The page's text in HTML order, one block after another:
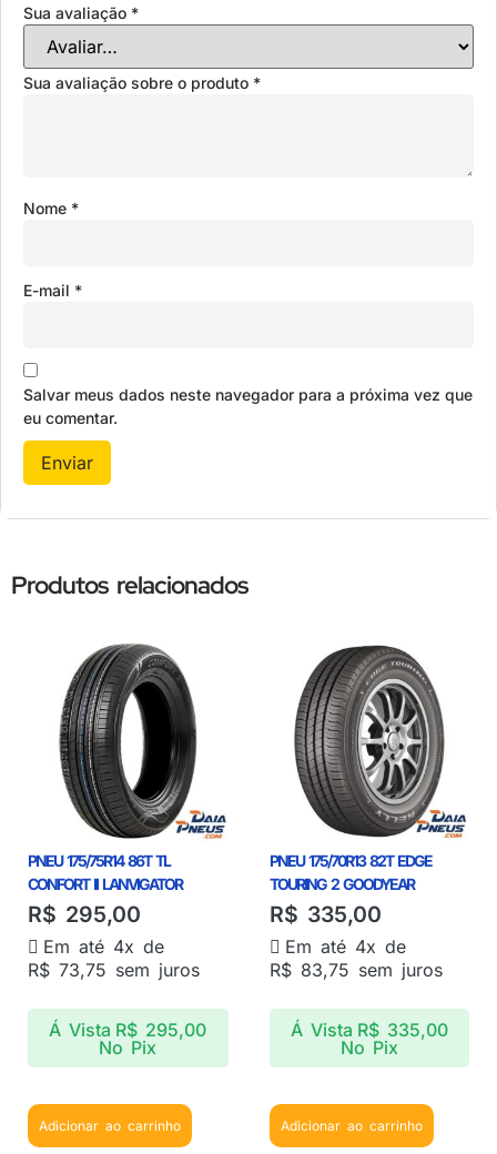
Sua avaliação *
Sua avaliação sobre o produto *
Nome *
E-mail *
Salvar meus dados neste navegador para a próxima vez que
eu comentar.
Produtos relacionados
PNEU 175/75R14 86T TL
CONFORT II LANVIGATOR
R$ 295,00
Em até 4x de
R$ 73,75 sem juros
Á Vista R$ 295,00
No Pix
Adicionar ao carrinho
PNEU 175/70R13 82T EDGE
TOURING 2 GOODYEAR
R$ 335,00
Em até 4x de
R$83,75 sem juros
Á Vista R$335,00
No Pix
Adicionar ao carrinho